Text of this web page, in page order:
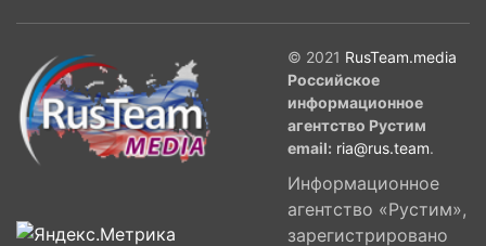
© 2021 RusTeam.media
Российское
информационное
агентство Рустим
email: ria@rus.team.
Информационное
агентство «Рустим»,
зарегистрировано